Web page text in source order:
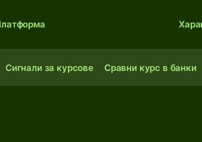
Сигнали за курсове Сравни курс в банки